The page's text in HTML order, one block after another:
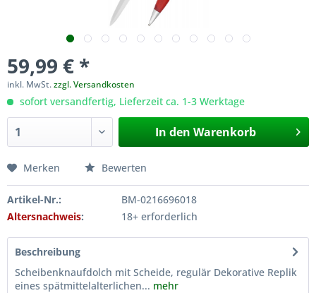
59,99 € *
inkl. MwSt.zzgl. Versandkosten
sofort versandfertig, Lieferzeit ca. 1-3 Werktage
In den Warenkorb
Merken Bewerten
Artikel-Nr.:
BM-0216696018
Altersnachweis: 18+ erforderlich
Beschreibung
Scheibenknaufdolch mit Scheide, regulär Dekorative Replik
eines spätmittelalterlichen... mehr